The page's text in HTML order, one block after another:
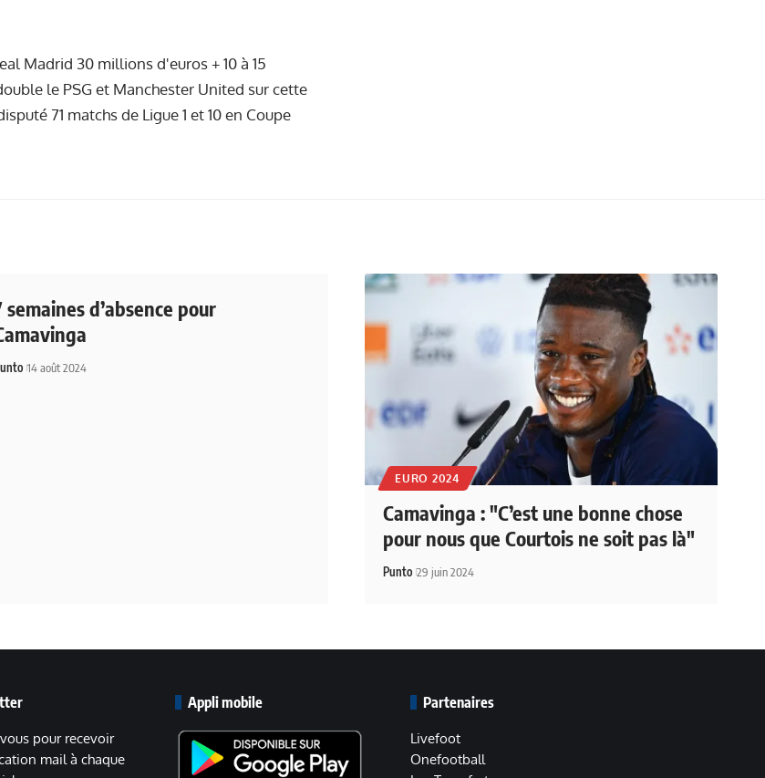
Madrid 30 millions d'euros + 10 à 15
le PSG et Manchester United sur cette
71 matchs de Ligue 1 et 10 en Coupe
semaines d’absence pour
14 août 2024
EURO 2024
Camavinga : "C’est une bonne chose
pour nous que Courtois ne soit pas là"
Punto 29 juin 2024
pour recevoir
mail à chaque
Appli mobile Partenaires
Livefoot
Onefootball